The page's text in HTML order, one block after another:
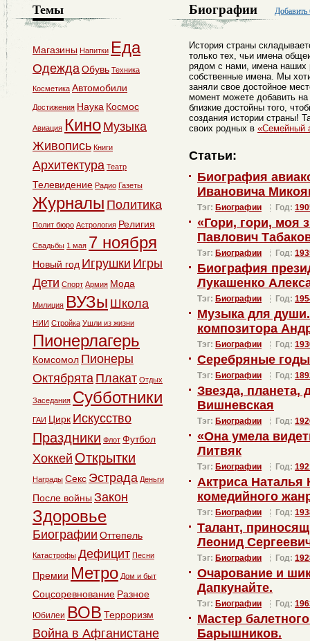
Биографии
История страны
только тех, чьи имена
рядом с нами, имена наших
собственные имена. Мы
заняли свое достойное
момент можете добавить
близкие достойны того,
создания истории страны!
своих родных в «Семейный
Статьи:
Биография
Ивановича
Тэг: Биографии Год:
«Гори, гори, моя
Павлович
Тэг: Биографии Год:
Биография
Лукашенко
Тэг: Биографии Год:
Музыка для
композитора
Тэг: Биографии Год:
Серебряные
Тэг: Биографии Год:
Звезда, планета,
Вишневская
Тэг: Биографии Год:
«Она умела
Литвяк
Тэг: Биографии Год:
Актриса Наталья
комедийного
Тэг: Биографии Год:
Талант,
Леонид
Тэг: Биографии Год:
Очарование и
Дапкунайте.
Тэг: Биографии Год:
Мастер
Барышников.
Темы
Магазины Напитки Еда
ОдеждаОбувь Техника
Косметика Автомобили
Достижения Наука Космос
Авиация Кино Музыка
Живопись Книги
Архитектура Театр
Телевидение Радио Газеты
Журналы Политика
Полит бюро Астрология Религия
Свадьбы 1 мая 7 ноября
Новый год Игрушки Игры
Дети Спорт Армия Мода
Милиция ВУЗы Школа
НИИ Стройка Ушли из жизни
Пионерлагерь
Комсомол Пионеры
Октябрята Плакат Отдых
Заседания Субботники
ГАИ Цирк Искусство
Праздники Флот Футбол
Хоккей Открытки
Награды Секс Эстрада Деньги
После войны Закон
Здоровье
Биографии Оттепель
Катастрофы Дефицит Песни
Премии Метро Дом и быт
Соцсоревнование Разное
Юбилеи ВОВ Терроризм
Война в Афганистане